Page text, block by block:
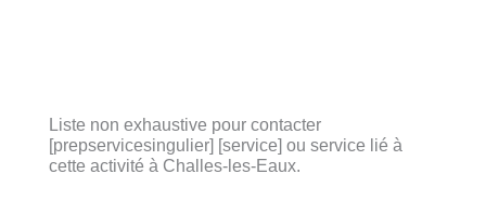
Liste non exhaustive pour contacter
[prepservicesingulier] [service] ou service lié à
cette activité à Challes-les-Eaux.